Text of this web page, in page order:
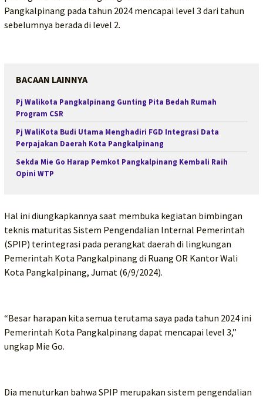
Pangkalpinang pada tahun 2024 mencapai level 3 dari tahun
sebelumnya berada di level 2.
BACAAN LAINNYA
Pj Walikota Pangkalpinang Gunting Pita Bedah Rumah
Program CSR
Pj WaliKota Budi Utama Menghadiri FGD Integrasi Data
Perpajakan Daerah Kota Pangkalpinang
Sekda Mie Go Harap Pemkot Pangkalpinang Kembali Raih
Opini WTP
Hal ini diungkapkannya saat membuka kegiatan bimbingan
teknis maturitas Sistem Pengendalian Internal Pemerintah
(SPIP) terintegrasi pada perangkat daerah di lingkungan
Pemerintah Kota Pangkalpinang di Ruang OR Kantor Wali
Kota Pangkalpinang, Jumat (6/9/2024).
“Besar harapan kita semua terutama saya pada tahun 2024 ini
Pemerintah Kota Pangkalpinang dapat mencapai level 3,”
ungkap Mie Go.
Dia menuturkan bahwa SPIP merupakan sistem pengendalian